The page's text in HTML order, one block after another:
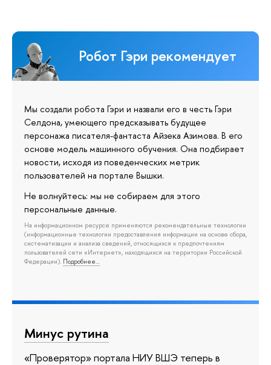
Робот Гэри рекомендует
Мы создали робота Гэри и назвали его в честь Гэри
Селдона, умеющего предсказывать будущее
персонажа писателя-фантаста Айзека Азимова. В его
основе модель машинного обучения. Она подбирает
новости, исходя из поведенческих метрик
пользователей на портале Вышки.
Не волнуйтесь: мы не собираем для этого
персональные данные.
На информационном ресурсе применяются рекомендательные технологии
(информационные технологии предоставления информации на основе сбора,
систематизации и анализа сведений, относящихся к предпочтениям
пользователей сети «Интернет», находящихся на территории Российской
Федерации). Подробнее…
Минус рутина
«Проверятор» портала НИУ ВШЭ теперь в